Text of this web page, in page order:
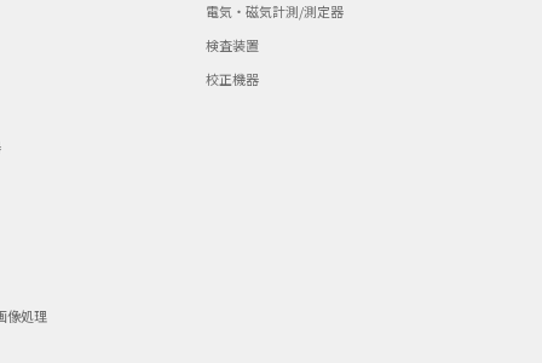
像処理
電気・磁気計測/測定器
検査装置
校正機器